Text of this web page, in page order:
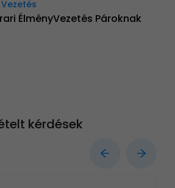
ÉlményVezetés Pároknak
kérdések